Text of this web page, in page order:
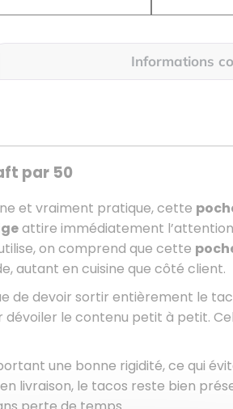
Informations
par 50
et vraiment pratique, cette
attire immédiatement
on comprend que cette
autant en cuisine que côté client.
de devoir sortir entièrement le
le contenu petit à petit.
une bonne rigidité, ce qui
livraison, le tacos reste bien